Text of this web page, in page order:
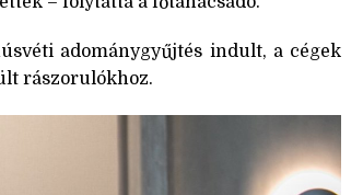
adománygyűjtés indult, a cégek
rászorulókhoz.